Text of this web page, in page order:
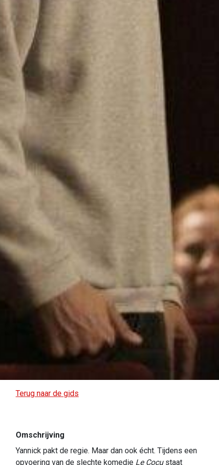
Terug naar de gids
Omschrijving
Yannick pakt de regie. Maar dan ook écht. Tijdens een
opvoering van de slechte komedie Le Cocu staat